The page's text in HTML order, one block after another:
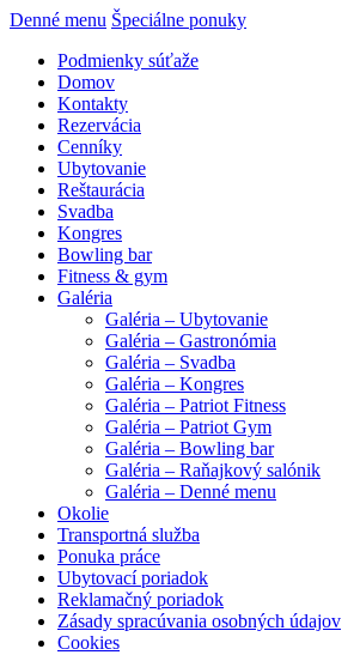
Denné menu Špeciálne ponuky
Podmienky súťaže
Domov
Kontakty
Rezervácia
Cenníky
Ubytovanie
Reštaurácia
Svadba
Kongres
Bowling bar
Fitness & gym
Galéria
Galéria – Ubytovanie
Galéria – Gastronómia
Galéria – Svadba
Galéria – Kongres
Galéria – Patriot Fitness
Galéria – Patriot Gym
Galéria – Bowling bar
Galéria – Raňajkový salónik
Galéria – Denné menu
Okolie
Transportná služba
Ponuka práce
Ubytovací poriadok
Reklamačný poriadok
Zásady spracúvania osobných údajov
Cookies